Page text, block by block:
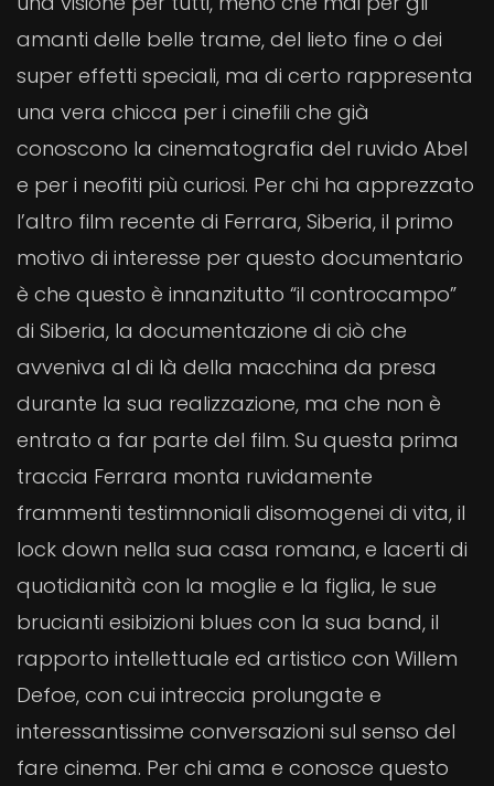
amanti delle belle trame, del lieto fine o dei
super effetti speciali, ma di certo rappresenta
una vera chicca per i cinefili che già
conoscono la cinematografia del ruvido Abel
e per i neofiti più curiosi. Per chi ha apprezzato
l’altro film recente di Ferrara, Siberia, il primo
motivo di interesse per questo documentario
è che questo è innanzitutto “il controcampo”
di Siberia, la documentazione di ciò che
avveniva al di là della macchina da presa
durante la sua realizzazione, ma che non è
entrato a far parte del film. Su questa prima
traccia Ferrara monta ruvidamente
frammenti testimnoniali disomogenei di vita, il
lock down nella sua casa romana, e lacerti di
quotidianità con la moglie e la figlia, le sue
brucianti esibizioni blues con la sua band, il
rapporto intellettuale ed artistico con Willem
Defoe, con cui intreccia prolungate e
interessantissime conversazioni sul senso del
fare cinema. Per chi ama e conosce questo